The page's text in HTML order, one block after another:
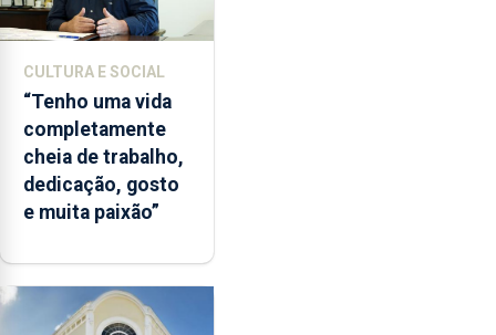
CULTURA E SOCIAL
“Tenho uma vida
completamente
cheia de trabalho,
dedicação, gosto
e muita paixão”